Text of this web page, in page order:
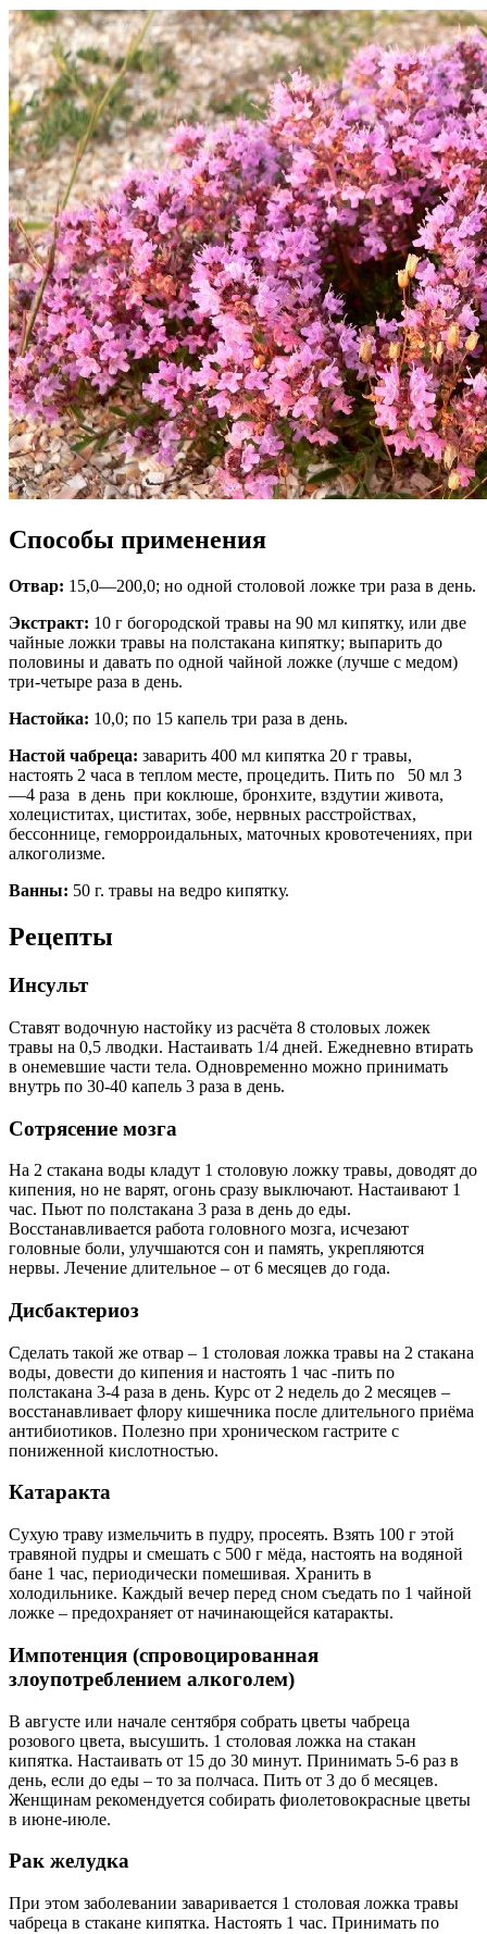
Способы применения
Отвар: 15,0—200,0; но одной столовой ложке три раза в день.
Экстракт: 10 г богородской травы на 90 мл кипятку, или две
чайные ложки травы на полстакана кипятку; выпарить до
половины и давать по одной чайной ложке (лучше с медом)
три-четыре раза в день.
Настойка: 10,0; по 15 капель три раза в день.
Настой чабреца: заварить 400 мл кипятка 20 г травы,
настоять 2 часа в теплом месте, процедить. Пить по 50 мл 3
—4 раза в день при коклюше, бронхите, вздутии живота,
холециститах, циститах, зобе, нервных расстройствах,
бессоннице, геморроидальных, маточных кровотечениях, при
алкоголизме.
Ванны: 50 г. травы на ведро кипятку.
Рецепты
Инсульт
Ставят водочную настойку из расчёта 8 столовых ложек
травы на 0,5 лводки. Настаивать 1/4 дней. Ежедневно втирать
в онемевшие части тела. Одновременно можно принимать
внутрь по 30-40 капель 3 раза в день.
Сотрясение мозга
На 2 стакана воды кладут 1 столовую ложку травы, доводят до
кипения, но не варят, огонь сразу выключают. Настаивают 1
час. Пьют по полстакана 3 раза в день до еды.
Восстанавливается работа головного мозга, исчезают
головные боли, улучшаются сон и память, укрепляются
нервы. Лечение длительное – от 6 месяцев до года.
Дисбактериоз
Сделать такой же отвар – 1 столовая ложка травы на 2 стакана
воды, довести до кипения и настоять 1 час -пить по
полстакана 3-4 раза в день. Курс от 2 недель до 2 месяцев –
восстанавливает флору кишечника после длительного приёма
антибиотиков. Полезно при хроническом гастрите с
пониженной кислотностью.
Катаракта
Сухую траву измельчить в пудру, просеять. Взять 100 г этой
травяной пудры и смешать с 500 г мёда, настоять на водяной
бане 1 час, периодически помешивая. Хранить в
холодильнике. Каждый вечер перед сном съедать по 1 чайной
ложке – предохраняет от начинающейся катаракты.
Импотенция (спровоцированная
злоупотреблением алкоголем)
В августе или начале сентября собрать цветы чабреца
розового цвета, высушить. 1 столовая ложка на стакан
кипятка. Настаивать от 15 до 30 минут. Принимать 5-6 раз в
день, если до еды – то за полчаса. Пить от 3 до б месяцев.
Женщинам рекомендуется собирать фиолетовокрасные цветы
в июне-июле.
Рак желудка
При этом заболевании заваривается 1 столовая ложка травы
чабреца в стакане кипятка. Настоять 1 час. Принимать по